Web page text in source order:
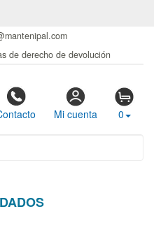
de derecho de devolución
Mi cuenta 0